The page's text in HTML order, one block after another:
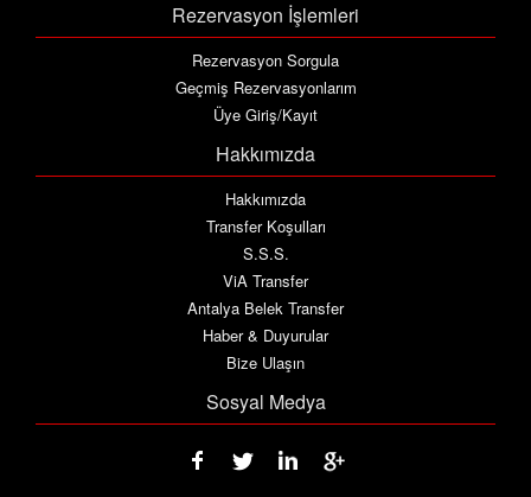
Rezervasyon İşlemleri
Rezervasyon Sorgula
Geçmiş Rezervasyonlarım
Üye Giriş/Kayıt
Hakkımızda
Hakkımızda
Transfer Koşulları
S.S.S.
ViA Transfer
Antalya Belek Transfer
Haber & Duyurular
Bize Ulaşın
Sosyal Medya